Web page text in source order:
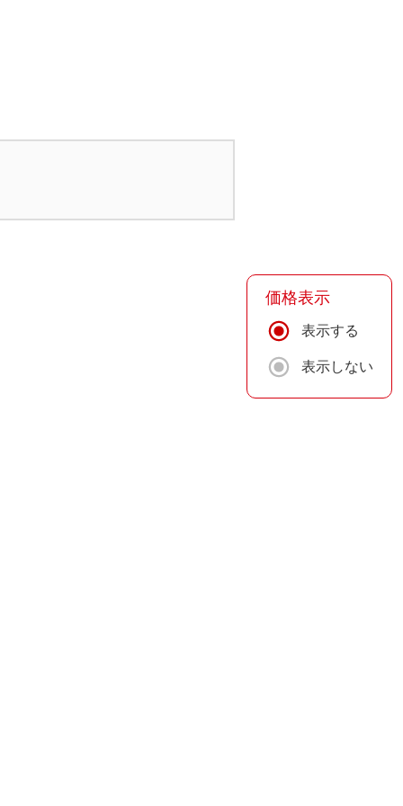
価格表示
表示する
表示しない